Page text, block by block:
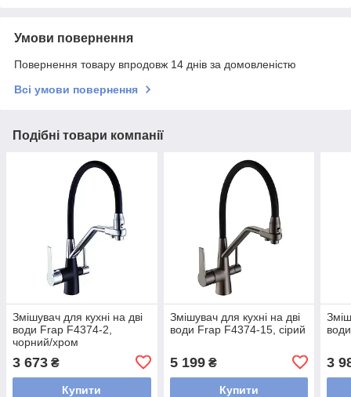
Умови повернення
Повернення товару впродовж 14 днів за домовленістю
Всі умови повернення
Подібні товари компанії
Змішувач для кухні на дві
води Frap F4374-2,
чорний/хром
3 673 ₴
Купити
Змішувач для кухні на дві
води Frap F4374-15, сірий
5 199₴
Купити
3